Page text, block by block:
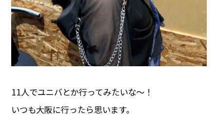
11人でユニバとか行ってみたいな〜！
いつも大阪に行ったら思います。